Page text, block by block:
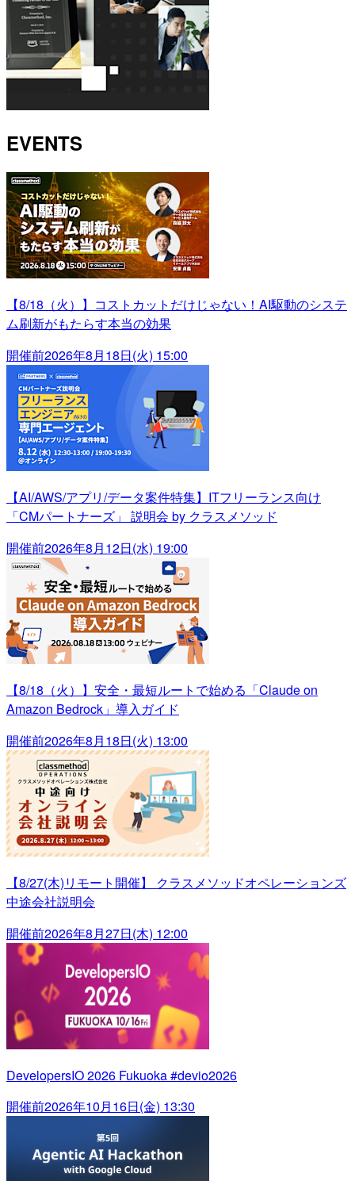
EVENTS
【8/18（火）】コストカットだけじゃない！AI駆動のシステ
ム刷新がもたらす本当の効果
開催前2026年8月18日(火) 15:00
【AI/AWS/アプリ/データ案件特集】ITフリーランス向け
「CMパートナーズ」 説明会 by クラスメソッド
開催前2026年8月12日(水) 19:00
【8/18（火）】安全・最短ルートで始める「Claude on
Amazon Bedrock」導入ガイド
開催前2026年8月18日(火) 13:00
【8/27(木)リモート開催】 クラスメソッドオペレーションズ
中途会社説明会
開催前2026年8月27日(木) 12:00
DevelopersIO 2026 Fukuoka #devio2026
開催前2026年10月16日(金) 13:30